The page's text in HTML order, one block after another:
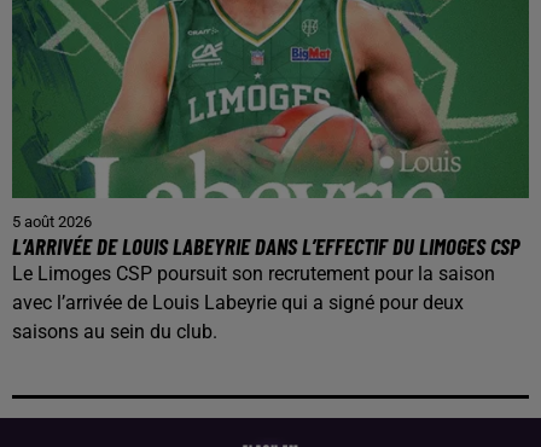
5 août 2026
L’ARRIVÉE DE LOUIS LABEYRIE DANS L’EFFECTIF DU LIMOGES CSP
Le Limoges CSP poursuit son recrutement pour la saison
avec l’arrivée de Louis Labeyrie qui a signé pour deux
saisons au sein du club.